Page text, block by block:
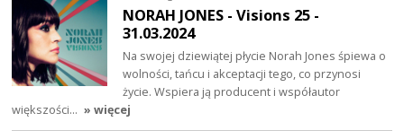
NORAH JONES - Visions 25 -
31.03.2024
Na swojej dziewiątej płycie Norah Jones śpiewa o
wolności, tańcu i akceptacji tego, co przynosi
życie. Wspiera ją producent i współautor
większości… » więcej